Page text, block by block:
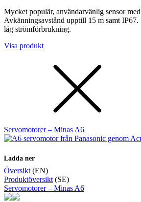
Mycket populär, användarvänlig sensor
Avkänningsavstånd upptill 15 m samt
låg strömförbrukning.
Visa produkt
Servomotorer – Minas A6
Ladda ner
Översikt (EN)
Produktöversikt (SE)
Servomotorer – Minas A6